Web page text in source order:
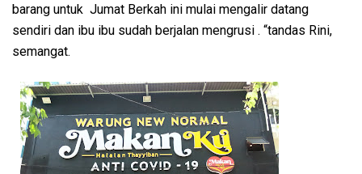
barang untuk Jumat Berkah ini mulai mengalir datang
sendiri dan ibu ibu sudah berjalan mengrusi . “tandas Rini,
semangat.